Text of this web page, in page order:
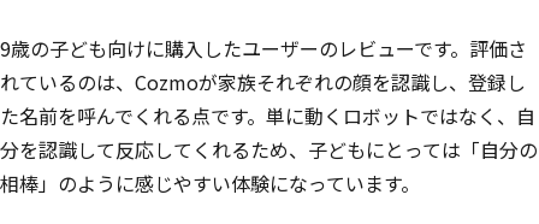
9歳の子ども向けに購入したユーザーのレビューです。評価さ
れているのは、Cozmoが家族それぞれの顔を認識し、登録し
た名前を呼んでくれる点です。単に動くロボットではなく、自
分を認識して反応してくれるため、子どもにとっては「自分の
相棒」のように感じやすい体験になっています。